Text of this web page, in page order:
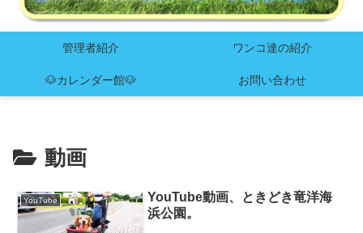
管理者紹介 ワンコ達の紹介
🐶カレンダー館🐶 お問い合わせ
動画
YouTube
YouTube動画、ときどき竜洋海
浜公園。